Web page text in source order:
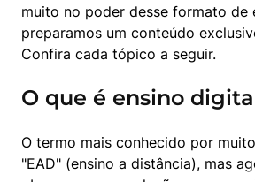
muito no poder desse formato de
preparamos um conteúdo
Confira cada tópico a seguir.
O que é ensino
O termo mais conhecido por
"EAD" (ensino a distância), mas